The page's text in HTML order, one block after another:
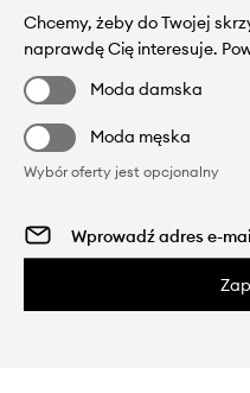
Chcemy, żeby do Twojej
naprawdę Cię interesuje.
Moda damska
Moda męska
Wybór oferty jest opcjonalny